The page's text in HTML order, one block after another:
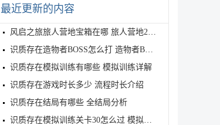
最近更新的内容
风启之旅旅人营地宝箱在哪 旅人营地2个宝箱位置介绍
识质存在造物者BOSS怎么打 造物者BOSS打法介绍
识质存在模拟训练有哪些 模拟训练详解
识质存在游戏时长多少 流程时长介绍
识质存在结局有哪些 全结局分析
识质存在模拟训练关卡30怎么过 模拟训练关卡30三星攻